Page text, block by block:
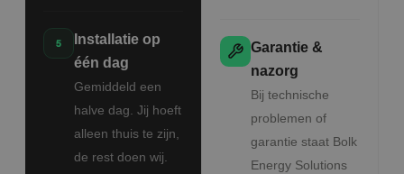
Installatie op
één dag
Gemiddeld een
halve dag. Jij hoeft
alleen thuis te zijn,
de rest doen wij.
Garantie &
nazorg
Bij technische
problemen of
garantie staat Bolk
Energy Solutions